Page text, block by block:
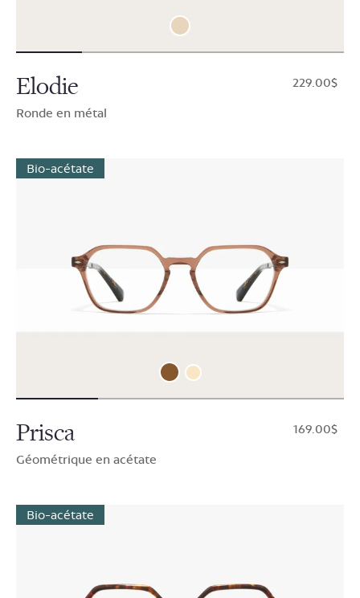
Elodie
Ronde en métal
$229.00
Bio-acétate
Prisca
Géométrique en acétate
$169.00
Bio-acétate